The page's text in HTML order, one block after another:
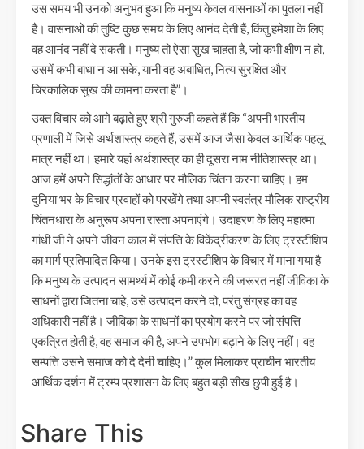
उस समय भी उनको अनुभव हुआ कि मनुष्य केवल वासनाओं का पुतला नहीं
है। वासनाओं की तुष्टि कुछ समय के लिए आनंद देती हैं, किंतु हमेशा के लिए
वह आनंद नहीं दे सकती। मनुष्य तो ऐसा सुख चाहता है, जो कभी क्षीण न हो,
उसमें कभी बाधा न आ सके, यानी वह अबाधित, नित्य सुरक्षित और
चिरकालिक सुख की कामना करता है”।
उक्त विचार को आगे बढ़ाते हुए श्री गुरुजी कहते हैं कि “अपनी भारतीय
प्रणाली में जिसे अर्थशास्त्र कहते हैं, उसमें आज जैसा केवल आर्थिक पहलू
मात्र नहीं था। हमारे यहां अर्थशास्त्र का ही दूसरा नाम नीतिशास्त्र था।
आज हमें अपने सिद्धांतों के आधार पर मौलिक चिंतन करना चाहिए। हम
दुनिया भर के विचार प्रवाहों को परखेंगे तथा अपनी स्वतंत्र मौलिक राष्ट्रीय
चिंतनधारा के अनुरूप अपना रास्ता अपनाएंगे। उदाहरण के लिए महात्मा
गांधी जी ने अपने जीवन काल में संपत्ति के विकेंद्रीकरण के लिए ट्रस्टीशिप
का मार्ग प्रतिपादित किया। उनके इस ट्रस्टीशिप के विचार में माना गया है
कि मनुष्य के उत्पादन सामर्थ्य में कोई कमी करने की जरूरत नहीं जीविका के
साधनों द्वारा जितना चाहे, उसे उत्पादन करने दो, परंतु संग्रह का वह
अधिकारी नहीं है। जीविका के साधनों का प्रयोग करने पर जो संपत्ति
एकत्रित होती है, वह समाज की है, अपने उपभोग बढ़ाने के लिए नहीं। वह
सम्पत्ति उसने समाज को दे देनी चाहिए।” कुल मिलाकर प्राचीन भारतीय
आर्थिक दर्शन में ट्रम्प प्रशासन के लिए बहुत बड़ी सीख छुपी हुई है।
Share This